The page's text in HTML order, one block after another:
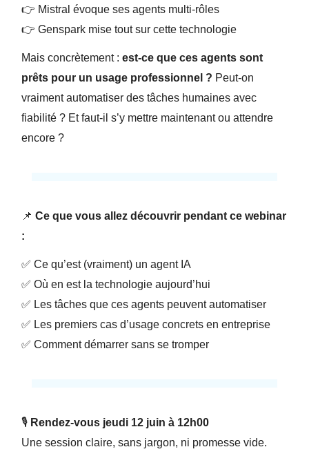
👉 Mistral évoque ses agents multi-rôles
👉 Genspark mise tout sur cette technologie
Mais concrètement : est-ce que ces agents sont
prêts pour un usage professionnel ? Peut-on
vraiment automatiser des tâches humaines avec
fiabilité ? Et faut-il s’y mettre maintenant ou attendre
encore ?
📌 Ce que vous allez découvrir pendant ce webinar
:
✅ Ce qu’est (vraiment) un agent IA
✅ Où en est la technologie aujourd’hui
✅ Les tâches que ces agents peuvent automatiser
✅ Les premiers cas d’usage concrets en entreprise
✅ Comment démarrer sans se tromper
🎙️ Rendez-vous jeudi 12 juin à 12h00
Une session claire, sans jargon, ni promesse vide.